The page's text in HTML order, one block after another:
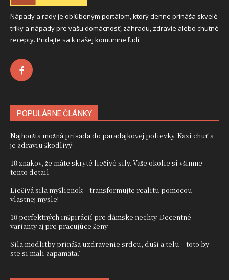
Nápady a rady je obľúbeným portálom, ktorý denne prináša skvelé
triky a nápady pre vašu domácnosť, záhradu, zdravie alebo chutné
recepty. Pridajte sa k našej komunine ľudí.
POPULÁRNE ČLÁNKY
Najhoršia možná prísada do paradajkovej polievky. Kazí chuť a
je zdraviu škodlivý
10 znakov, že máte skryté liečivé sily. Vaše okolie si všimne
tento detail
Liečivá sila myšlienok – transformujte realitu pomocou
vlastnej mysle!
10 perfektných inšpirácií pre dámske nechty. Decentné
varianty aj pre pracujúce ženy
Sila modlitby prináša uzdravenie srdcu, duši a telu – toto by
ste si mali zapamätať